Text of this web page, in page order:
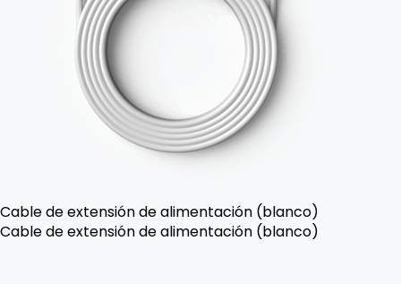
Cable de extensión de alimentación (blanco)
Cable de extensión de alimentación (blanco)